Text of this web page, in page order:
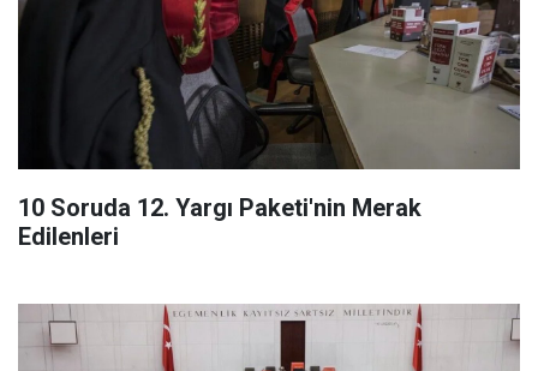
10 Soruda 12. Yargı Paketi'nin Merak
Edilenleri